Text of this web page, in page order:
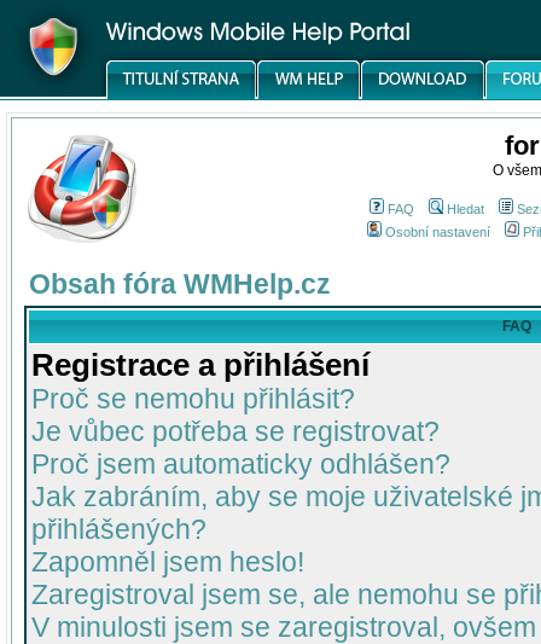
O
FAQ Hledat
Osobní nastavení
Obsah fóra WMHelp.cz
FAQ
Registrace a přihlášení
Proč se nemohu přihlásit?
Je vůbec potřeba se registrovat?
Proč jsem automaticky odhlášen?
Jak zabráním, aby se moje uživatelské
přihlášených?
Zapomněl jsem heslo!
Zaregistroval jsem se, ale nemohu se
V minulosti jsem se zaregistroval,